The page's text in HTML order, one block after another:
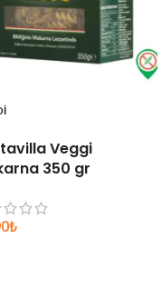
Veggi
350 gr
₺